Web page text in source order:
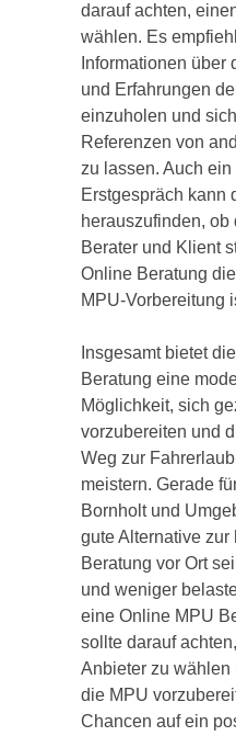
darauf achten,
wählen. Es
Informationen über
und Erfahrungen
einzuholen und
Referenzen von
zu lassen. Auch
Erstgespräch kann
herauszufinden,
Berater und Klient
Online Beratung
MPU-Vorbereitung
Insgesamt bietet
Beratung eine
Möglichkeit, sich
vorzubereiten und
Weg zur
meistern. Gerade
Bornholt und
gute Alternative
Beratung vor Ort
und weniger
eine Online MPU
sollte darauf
Anbieter zu
die MPU
Chancen auf ein